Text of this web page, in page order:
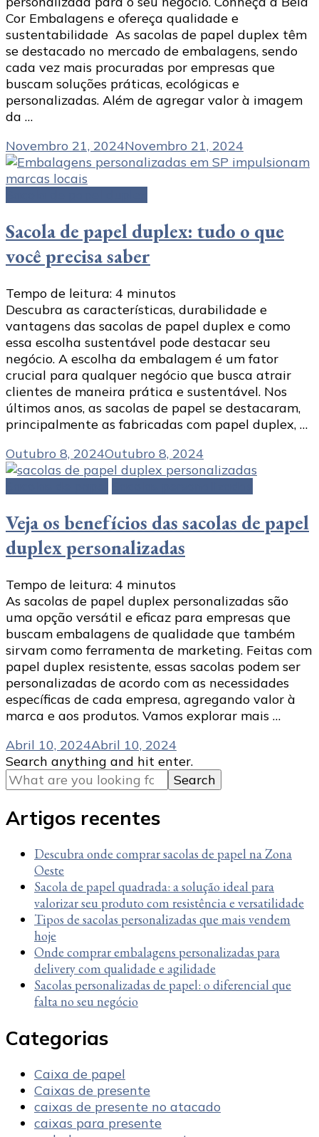
Cor Embalagens e ofereça qualidade e
sustentabilidade As sacolas de papel duplex têm
se destacado no mercado de embalagens, sendo
cada vez mais procuradas por empresas que
buscam soluções práticas, ecológicas e
personalizadas. Além de agregar valor à imagem
da …
Novembro 21, 2024Novembro 21, 2024
Sacola de papel duplex: tudo o que
você precisa saber
Tempo de leitura: 4 minutos
Descubra as características, durabilidade e
vantagens das sacolas de papel duplex e como
essa escolha sustentável pode destacar seu
negócio. A escolha da embalagem é um fator
crucial para qualquer negócio que busca atrair
clientes de maneira prática e sustentável. Nos
últimos anos, as sacolas de papel se destacaram,
principalmente as fabricadas com papel duplex, …
Outubro 8, 2024Outubro 8, 2024
Veja os benefícios das sacolas de papel
duplex personalizadas
Tempo de leitura: 4 minutos
As sacolas de papel duplex personalizadas são
uma opção versátil e eficaz para empresas que
buscam embalagens de qualidade que também
sirvam como ferramenta de marketing. Feitas com
papel duplex resistente, essas sacolas podem ser
personalizadas de acordo com as necessidades
específicas de cada empresa, agregando valor à
marca e aos produtos. Vamos explorar mais …
Abril 10, 2024Abril 10, 2024
Looking
for
Something?
Search anything and hit enter.
Artigos recentes
Descubra onde comprar sacolas de papel na Zona
Oeste
Sacola de papel quadrada: a solução ideal para
valorizar seu produto com resistência e versatilidade
Tipos de sacolas personalizadas que mais vendem
hoje
Onde comprar embalagens personalizadas para
delivery com qualidade e agilidade
Sacolas personalizadas de papel: o diferencial que
falta no seu negócio
Categorias
Caixa de papel
Caixas de presente
caixas de presente no atacado
caixas para presente